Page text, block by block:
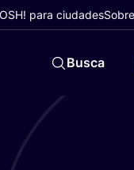
para ciudades
Busca